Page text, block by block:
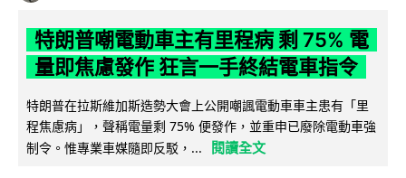
特朗普嘲電動車主有里程病 剩 75% 電
量即焦慮發作 狂言一手終結電車指令
特朗普在拉斯維加斯造勢大會上公開嘲諷電動車車主患有「里
程焦慮病」，聲稱電量剩 75% 便發作，並重申已廢除電動車強
制令。惟專業車媒隨即反駁，...
閱讀全文